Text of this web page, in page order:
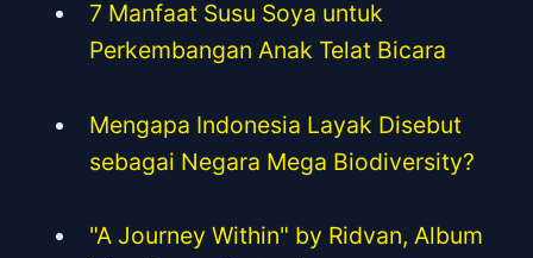
7 Manfaat Susu Soya untuk
Perkembangan Anak Telat Bicara
Mengapa Indonesia Layak Disebut
sebagai Negara Mega Biodiversity?
"A Journey Within" by Ridvan, Album